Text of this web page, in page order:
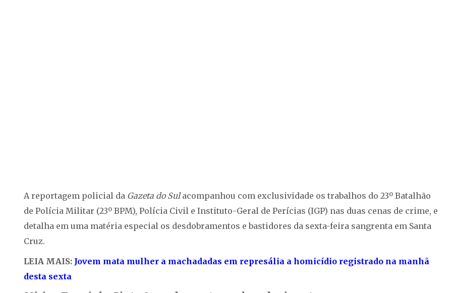
A reportagem policial da Gazeta do Sulacompanhou com exclusividade os trabalhos do 23º Batalhão
de Polícia Militar (23º BPM), Polícia Civil e Instituto-Geral de Perícias (IGP) nas duas cenas de crime, e
detalha em uma matéria especial os desdobramentos e bastidores da sexta-feira sangrenta em Santa
Cruz.
LEIA MAIS: Jovem mata mulher a machadadas em represália a homicídio registrado na manhã
desta sexta